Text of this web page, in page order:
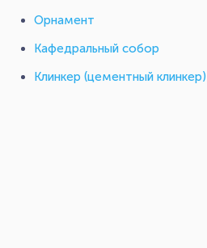
Орнамент
Кафедральный собор
Клинкер (цементный клинкер)